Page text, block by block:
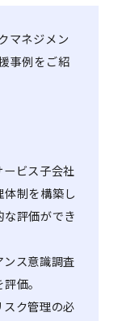
マネジメン
事例をご紹
ビス子会社
制を構築し
評価ができ
ス意識調査
価。
ク管理の必